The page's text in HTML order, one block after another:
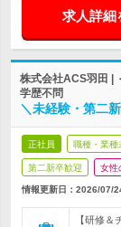
求人詳細
株式会社ACS羽田
学歴不問
＼未経験・第二
正社員 職種・業種
第二新卒歓迎 女性
情報更新日：2026/07/
【研修